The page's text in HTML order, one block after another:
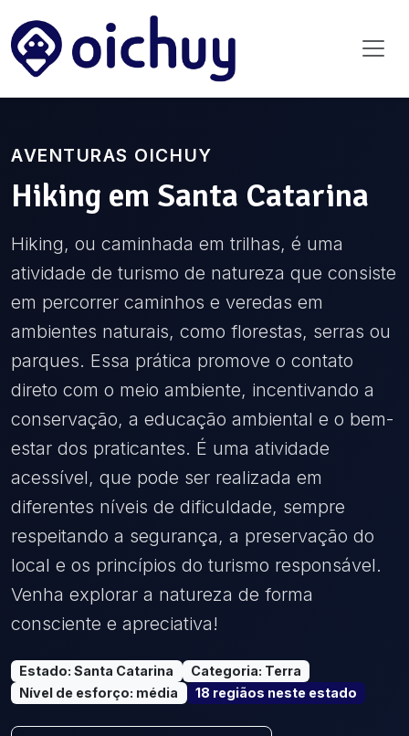
AVENTURAS OICHUY
Hiking em Santa Catarina
Hiking, ou caminhada em trilhas, é uma
atividade de turismo de natureza que consiste
em percorrer caminhos e veredas em
ambientes naturais, como florestas, serras ou
parques. Essa prática promove o contato
direto com o meio ambiente, incentivando a
conservação, a educação ambiental e o bem-
estar dos praticantes. É uma atividade
acessível, que pode ser realizada em
diferentes níveis de dificuldade, sempre
respeitando a segurança, a preservação do
local e os princípios do turismo responsável.
Venha explorar a natureza de forma
consciente e apreciativa!
Estado:Santa Catarina Categoria: Terra
Nível de esforço: média 18 regiãos neste estado